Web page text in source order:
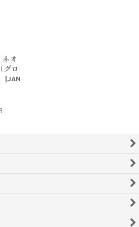
オ
グロ
[JAN